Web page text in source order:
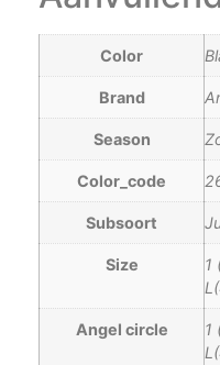
Color
Brand
Season
Color_code
Subsoort
Size
1
Angel circle
1